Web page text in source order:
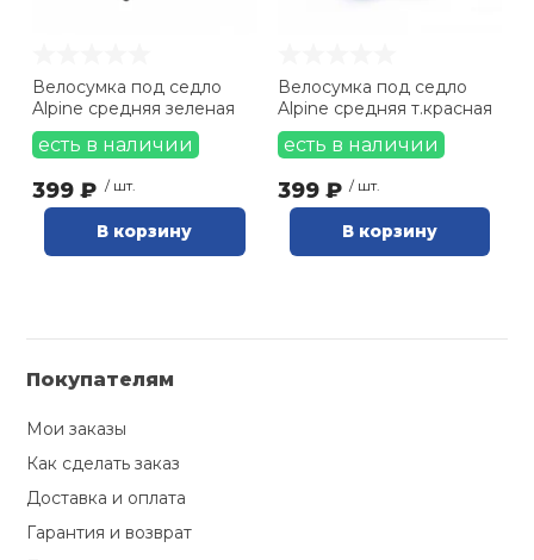
Упоры для
Утяжелители
Аксессуары
Велосумка под седло
Alpine средняя зеленая
есть в наличии
399 ₽ / шт.
В корзину
Велосумка под седло
Alpine средняя т.красная
есть в наличии
399 ₽ / шт.
В корзину
Покупателям
Мои заказы
Как сделать заказ
Доставка и оплата
Гарантия и возврат